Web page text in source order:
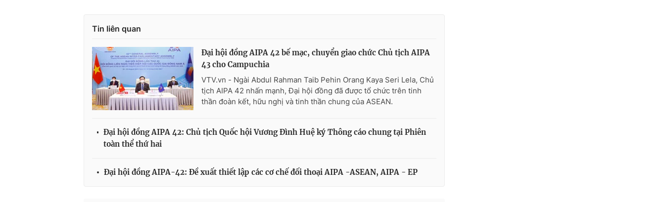
Tin liên quan
Đại hội đồng AIPA 42 bế mạc, chuyển giao chức Chủ tịch AIPA
43 cho Campuchia
VTV.vn - Ngài Abdul Rahman Taib Pehin Orang Kaya Seri Lela, Chủ
tịch AIPA 42 nhấn mạnh, Đại hội đồng đã được tổ chức trên tinh
thần đoàn kết, hữu nghị và tinh thần chung của ASEAN.
Đại hội đồng AIPA 42: Chủ tịch Quốc hội Vương Đình Huệ ký Thông cáo chung tại Phiên
toàn thể thứ hai
Đại hội đồng AIPA-42: Đề xuất thiết lập các cơ chế đối thoại AIPA -ASEAN, AIPA - EP